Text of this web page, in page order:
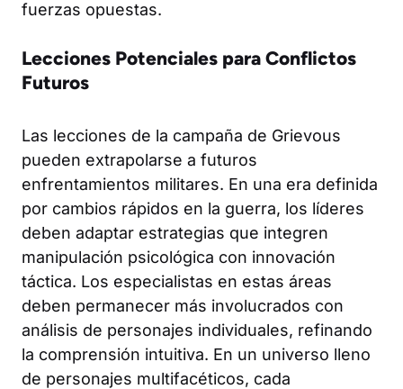
fuerzas opuestas.
Lecciones Potenciales para Conflictos
Futuros
Las lecciones de la campaña de Grievous
pueden extrapolarse a futuros
enfrentamientos militares. En una era definida
por cambios rápidos en la guerra, los líderes
deben adaptar estrategias que integren
manipulación psicológica con innovación
táctica. Los especialistas en estas áreas
deben permanecer más involucrados con
análisis de personajes individuales, refinando
la comprensión intuitiva. En un universo lleno
de personajes multifacéticos, cada